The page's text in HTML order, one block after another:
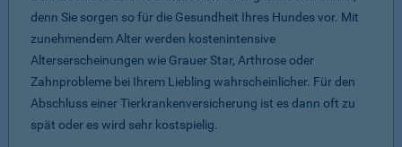
denn Sie sorgen so für die Gesundheit Ihres Hundes vor. Mit
zunehmendem Alter werden kostenintensive
Alterserscheinungen wie Grauer Star, Arthrose oder
Zahnprobleme bei Ihrem Liebling wahrscheinlicher. Für den
Abschluss einer Tierkrankenversicherung ist es dann oft zu
spät oder es wird sehr kostspielig.